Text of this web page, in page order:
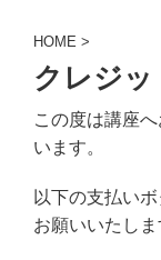
ダイエット
食の豆知識
酵素ファスティング
HOME >
クレジ
この度は講座
います。
以下の支払い
お願いいたしま